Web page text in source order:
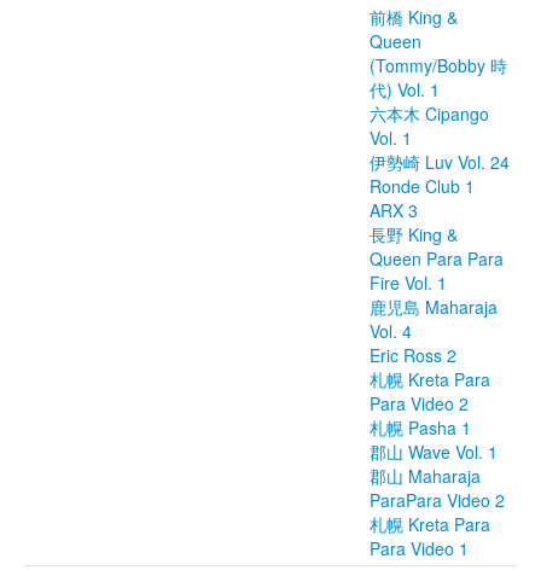
前橋 King &
Queen
(Tommy/Bobby 時
代) Vol. 1
六本木 Cipango
Vol. 1
伊勢崎 Luv Vol. 24
Ronde Club 1
ARX 3
長野 King &
Queen Para Para
Fire Vol. 1
鹿児島 Maharaja
Vol. 4
Eric Ross 2
札幌 Kreta Para
Para Video 2
札幌 Pasha 1
郡山 Wave Vol. 1
郡山 Maharaja
ParaPara Video 2
札幌 Kreta Para
Para Video 1